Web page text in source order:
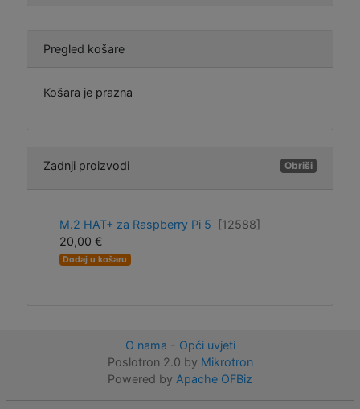
Pregled košare
Košara je prazna
Zadnji proizvodi Obriši
M.2 HAT+ za Raspberry Pi 5
[12588]
20,00 €
Dodaj u košaru
O nama - Opći uvjeti
Poslotron 2.0 by Mikrotron
Powered by Apache OFBiz